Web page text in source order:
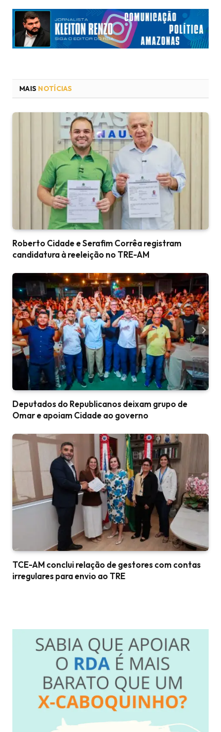
MAIS NOTÍCIAS
Roberto Cidade e Serafim Corrêa registram
candidatura à reeleição no TRE-AM
Deputados do Republicanos deixam grupo de
Omar e apoiam Cidade ao governo
TCE-AM conclui relação de gestores com contas
irregulares para envio ao TRE